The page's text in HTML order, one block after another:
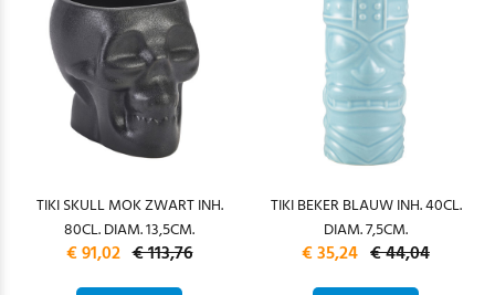
TIKI SKULL MOK ZWART INH.
80CL. DIAM. 13,5CM.
€ 91,02 € 113,76
TIKI BEKER BLAUW INH. 40CL.
DIAM. 7,5CM.
€ 35,24 € 44,04